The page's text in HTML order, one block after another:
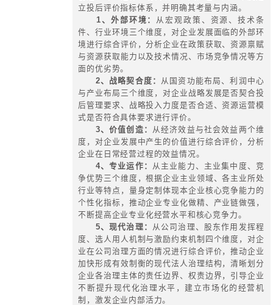
系统，而各子公司的投资又成为集团
的子系统，具体各个子公司的投资
量、销售量、人员、效益等又都是这
素。集团公司投资系统要素中的组合
用形成了集团公司投资系统的结构。
3、集团投资的整合性与协同性
集团公司的投资不仅仅是针对某
项目，而是对整个集团公司的投资安
别关注能否满足某些项目的特殊要求
力集中在如何通过投资实现组建和管
宗旨。借助于集团公司投资行为，在
到整个集团各种资源的整合性，通过
的整合而形成集团公司整体的竞争优
多个法人联合体的整合效应。在实现
资源整合效应的同时，由于集团公司
关系的较为复杂，集团内部的母公司
他成员单位之间必须遵循集团公司
范，以使整个集团的投资管理协调有
现集团公司投资的协同性。
4、集团投资的更加突出的半结